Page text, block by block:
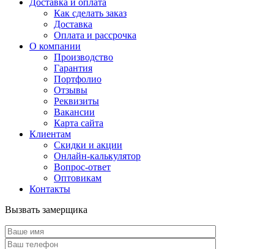
Доставка и оплата
Как сделать заказ
Доставка
Оплата и рассрочка
О компании
Производство
Гарантия
Портфолио
Отзывы
Реквизиты
Вакансии
Карта сайта
Клиентам
Скидки и акции
Онлайн-калькулятор
Вопрос-ответ
Оптовикам
Контакты
Вызвать замерщика